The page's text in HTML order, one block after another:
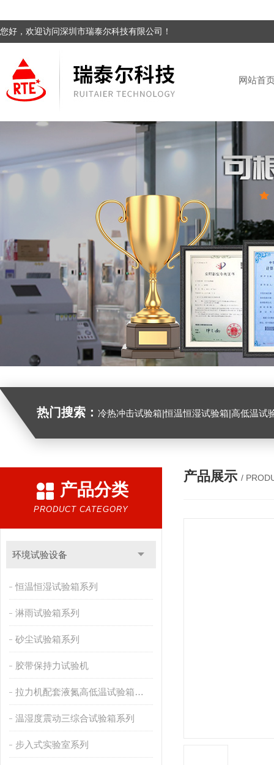
您好，欢迎访问深圳市瑞泰尔科技有限公司！
网站首
热门搜索： 冷热冲击试验箱|恒温恒湿试验箱|高低温试验箱|高低温交变试验箱|盐雾机|紫外线试验机|淋雨试验箱|臭氧试验箱|振动试
产品分类
PRODUCT CATEGORY
环境试验设备
恒温恒湿试验箱系列
淋雨试验箱系列
砂尘试验箱系列
胶带保持力试验机
拉力机配套液氮高低温试验箱系列
温湿度震动三综合试验箱系列
步入式实验室系列
产品展示 /